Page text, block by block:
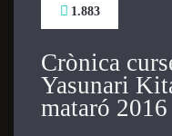
1.883
Crònica
Yasunari
mataró 2016
to perform
as well as
during your
visit. If you
refuse these
cookies,